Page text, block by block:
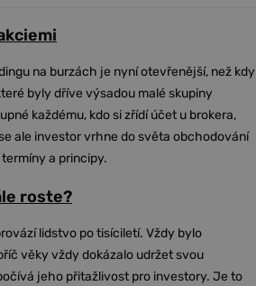
na burzách je nyní otevřenější, než kdy
byly dříve výsadou malé skupiny
každému, kdo si zřídí účet u brokera,
ale investor vrhne do světa obchodování
a principy.
roste?
lidstvo po tisíciletí. Vždy bylo
věky vždy dokázalo udržet svou
jeho přitažlivost pro investory. Je to